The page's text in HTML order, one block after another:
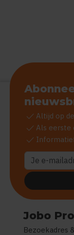
Jobo
Bezoekadres
check Altijd op
check Als eerste
check